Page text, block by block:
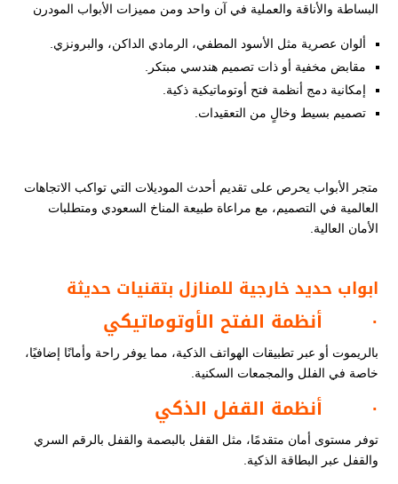
البساطة والأناقة والعملية في آن واحد ومن مميزات الأبواب المودرن
ألوان عصرية مثل الأسود المطفي، الرمادي الداكن، والبرونزي.
مقابض مخفية أو ذات تصميم هندسي مبتكر.
إمكانية دمج أنظمة فتح أوتوماتيكية ذكية.
تصميم بسيط وخالٍ من التعقيدات.
متجر الأبواب يحرص على تقديم أحدث الموديلات التي تواكب الاتجاهات
العالمية في التصميم، مع مراعاة طبيعة المناخ السعودي ومتطلبات
الأمان العالية.
ابواب حديد خارجية للمنازل بتقنيات حديثة
· أنظمة الفتح الأوتوماتيكي
بالريموت أو عبر تطبيقات الهواتف الذكية، مما يوفر راحة وأمانًا إضافيًا،
خاصة في الفلل والمجمعات السكنية.
· أنظمة القفل الذكي
توفر مستوى أمان متقدمًا، مثل القفل بالبصمة والقفل بالرقم السري
والقفل عبر البطاقة الذكية.